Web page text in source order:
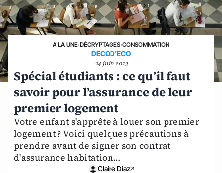
A LA UNE›DÉCRYPTAGES›CONSOMMATION
DECOD'ECO
24 juin 2013
Spécial étudiants : ce qu’il faut
savoir pour l’assurance de leur
premier logement
Votre enfant s'apprête à louer son premier
logement ? Voici quelques précautions à
prendre avant de signer son contrat
d'assurance habitation...
Claire Diaz